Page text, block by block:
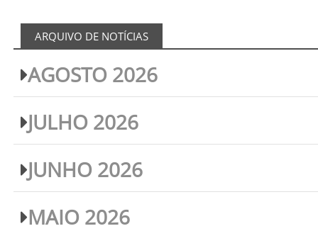
ARQUIVO DE NOTÍCIAS
AGOSTO 2026
JULHO 2026
JUNHO 2026
MAIO 2026